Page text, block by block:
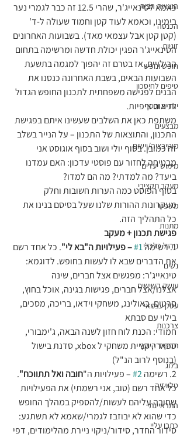
הוצאות הבית
הכנסה
זוגיות
חופש ונופש
טיפים לחיסכון
ילדים וכסף
מבצעים
מוטיבציה/יישום
מימוש יעדים
מעקב תקציבי
משפטי
מתנות
ניהול כלכלי
נשים
עושק קשישים
עסק עצמאי
צרכנות
תפקיד היועץ
בלוג
טלוויזיה
התראיינתי
כתבו עליי
כאמא לטינאייג'ר, שהרי 12.5 זה כבר לגמרי נער
בימינו, וכאמא לעוד קטן וחמוד שעולה ל-ד'
(קטן קטן אבל עצמאי מאד). בשבועות האחרונים
הטינאייג'ר הפגין יכולת חדשה ומרשימה בתחום
הבילויים, אז בטרם זה יהפוך למגמה בתשעת
השבועות הבאים, בשבת האחרונה כנסנו את
הבנים לפגישה משפחתית לתכנון החופש הגדול
ותיאום ציפיות.
משתפת כאן את השלבים שעשינו איתם בפגישת
התכנון, והתוצאות של התכנון – על הנייר בשלב
זה כמובן. בסוף יולי ושוב בסוף אוגוסט אני
מבטיחה לחזור עם פוסטי עדכון: האם עמדנו
ביעד? מה למדתי? מה הם למדו?
בסוף הפוסט כמה הערות חשובות וחלק
מעקרונות ההורות שלנו שעל בסיסם בנינו את
כל התהליך הזה.
פגישת תכנון + מעקב
1. רשימה
#1– פעילויות ה"בא לי". כל אחד רשם
את הדברים שבא לו לעשות בחופש. לדוגמא:
טינאייג'ר: מפגשים אצל חברים, שינה
אצלנו/אצל חברים, פגישות בגינה, אוכל בחוץ,
סרטים, באולינג, משחקי וידאו, בריכה, מסכים,
בילוי עם סבתא
חמודי: הכנת לוח חזון לשנה הבאה, ג'ימבורי,
ספארי, קניית משחקי ל xbox, סדנת בישול
(בנוסף לרוב הנ"ל)
2. רשימה
#2 – פעילויות ה"חובה ואל תתווכח".
כל אחד רשם (טוב, אני רשמתי) את הפעילויות
שחובה עליהם לעשות/להספיק במהלך החופש
כדי שהוא לא יבוזבז לגמרי/שאמא לא תשתגע:
סידור החדר, סידור/ניקוי ניירת מהלימודים, דפי